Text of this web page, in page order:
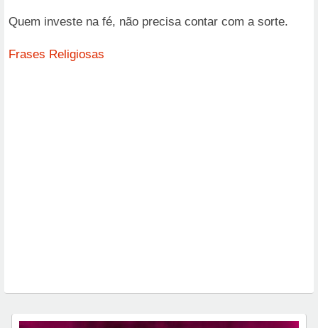
Quem investe na fé, não precisa contar com a sorte.
Frases Religiosas